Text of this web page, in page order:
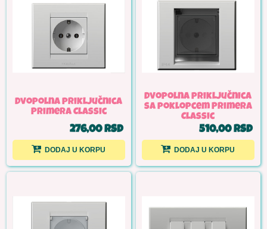
Dvopolna priključnica
Primera Classic
276,00 RSD
DODAJ U KORPU
Dvopolna priključnica
sa poklopcem Primera
Classic
510,00 RSD
DODAJ U KORPU